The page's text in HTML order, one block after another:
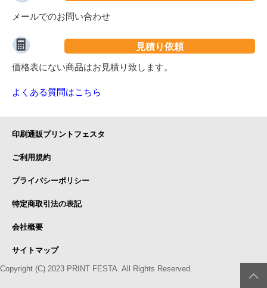
メールでのお問い合わせ
見積り依頼
価格表にない商品はお見積り致します。
よくある質問はこちら
印刷通販プリントフェスタ
ご利用規約
プライバシーポリシー
特定商取引法の表記
会社概要
サイトマップ
Copyright (C) 2023 PRINT FESTA. All Rights Reserved.